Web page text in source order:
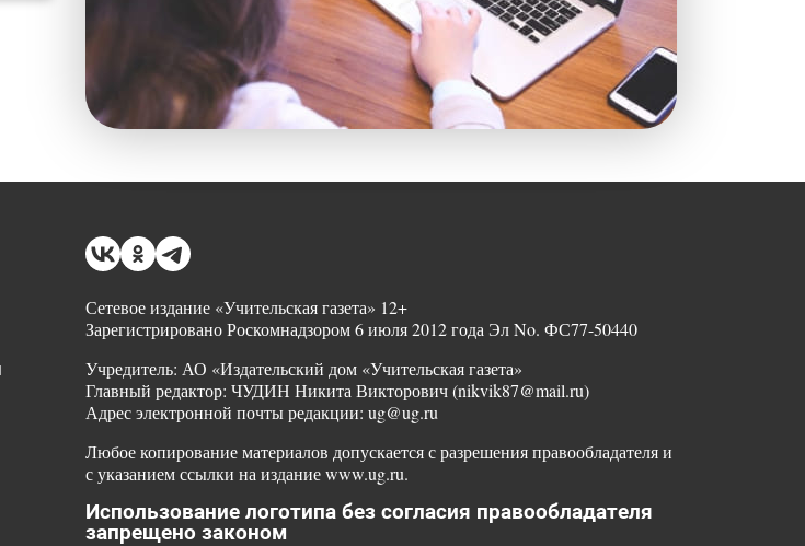
Сетевое издание «Учительская газета» 12+
Зарегистрировано Роскомнадзором 6 июля 2012 года Эл No. ФС77-50440
Учредитель: АО «Издательский дом «Учительская газета»
Главный редактор: ЧУДИН Никита Викторович (nikvik87@mail.ru)
Адрес электронной почты редакции: ug@ug.ru
Любое копирование материалов допускается с разрешения правообладателя и
с указанием ссылки на издание www.ug.ru.
Использование логотипа без согласия правообладателя
запрещено законом